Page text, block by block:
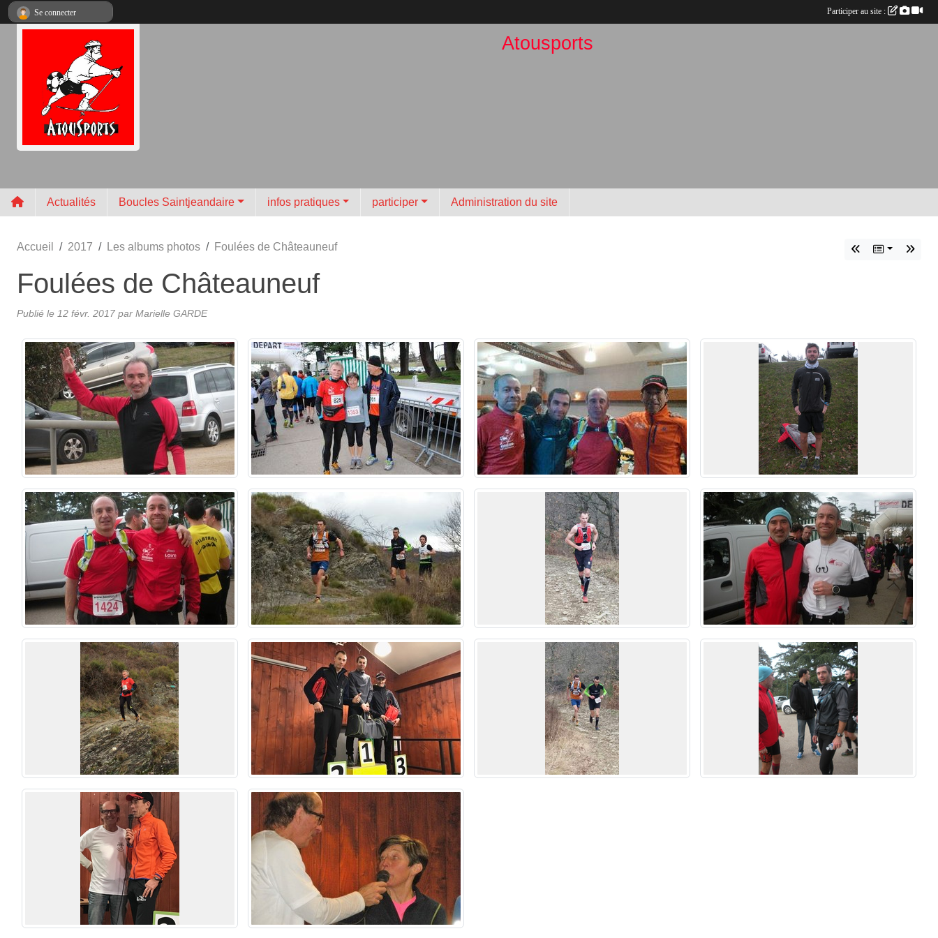
Atousports
Actualités Boucles Saintjeandaire infos pratiques participer Administration du site
Accueil 2017 Les albums photos Foulées de Châteauneuf
Foulées de Châteauneuf
Publié le 12 févr. 2017 par Marielle GARDE
Se connecter Participer au site :
Panneau de gestion des cookies